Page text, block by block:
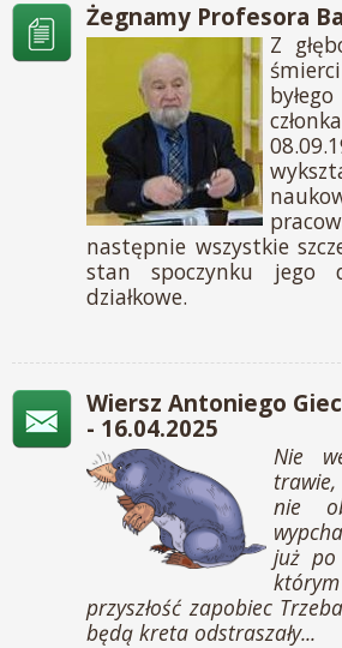
Żegnamy Profesora
Z
następnie wszystkie
stan spoczynku jego
działkowe.
Wiersz Antoniego
- 16.04.2025
Nie
trawie,
nie
już po
przyszłość zapobiec
będą kreta odstraszały...